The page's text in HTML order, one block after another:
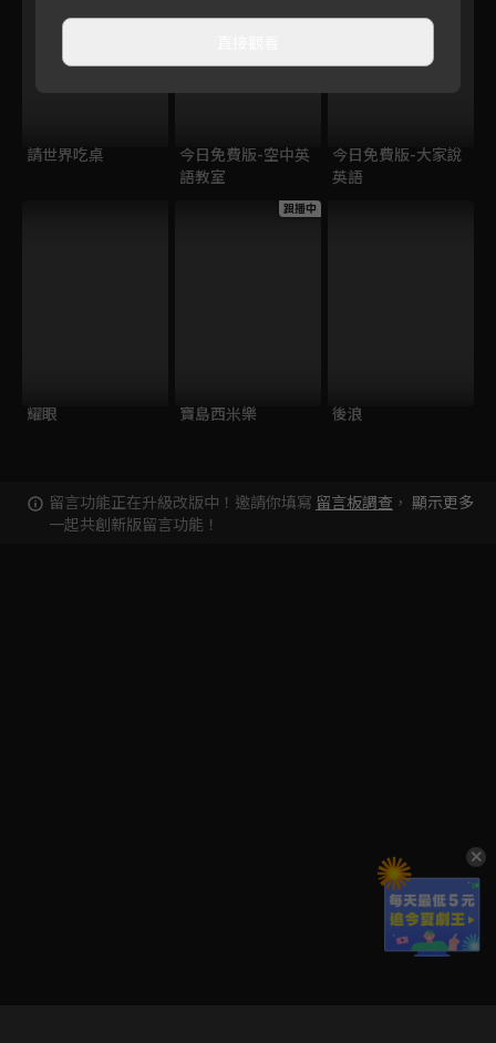
請世界吃桌
今日免費版-空中英
語教室
今日免費版-大家說
英語
耀眼
跟播中
寶島西米樂 後浪
留言功能正在升級改版中！邀請你填寫 留言板調查 ，
一起共創新版留言功能！
顯示更多